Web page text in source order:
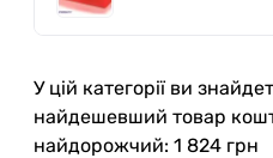
У цій категорії ви
найдешевший товар
найдорожчий: 1 824 грн